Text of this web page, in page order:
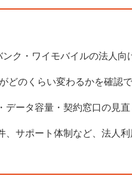
ンク・ワイモバイルの法人
どのくらい変わるかを確認
データ容量・契約窓口の見
、サポート体制など、法人